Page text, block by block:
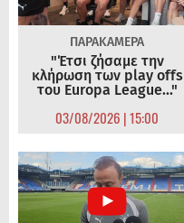
ΠΑΡΑΚΑΜΕΡΑ
"Έτσι ζήσαμε την
κλήρωση των play offs
του Europa League..."
03/08/2026 | 15:00